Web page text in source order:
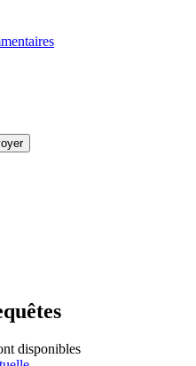
disponibles